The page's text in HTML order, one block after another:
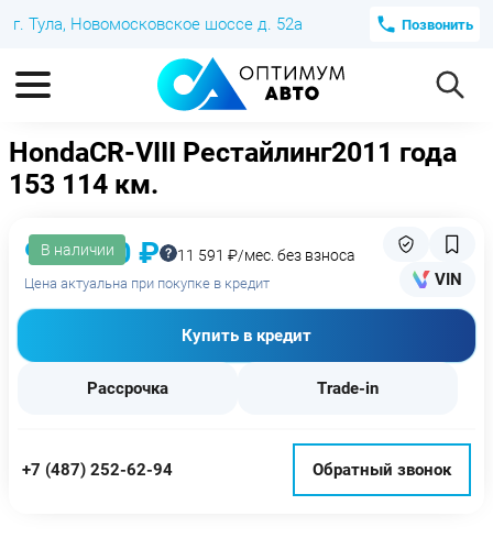
г. Тула, Новомосковское шоссе д. 52а Позвонить
HondaCR-VIII Рестайлинг2011 года
153 114 км.
В наличии
919 000 ₽ 11 591 ₽/мес. без взноса
Цена актуальна при покупке в кредит VIN
Купить в кредит
Рассрочка Trade-in
+7 (487) 252-62-94 Обратный звонок